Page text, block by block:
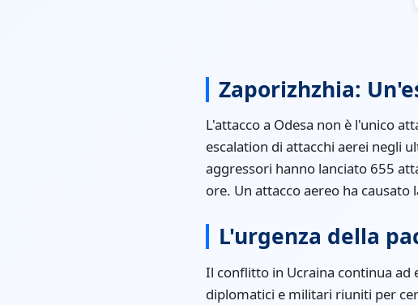
Zaporizhzhia:
L'attacco a Odesa non è l'unico
escalation di attacchi aerei negli
aggressori hanno lanciato 655
ore. Un attacco aereo ha
L'urgenza della
Il conflitto in Ucraina continua ad
diplomatici e militari riuniti per